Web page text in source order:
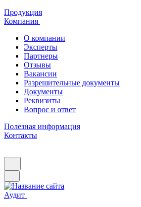
Продукция
Компания
О компании
Эксперты
Партнеры
Отзывы
Вакансии
Разрешительные документы
Документы
Реквизиты
Вопрос и ответ
Полезная информация
Контакты
Аудит